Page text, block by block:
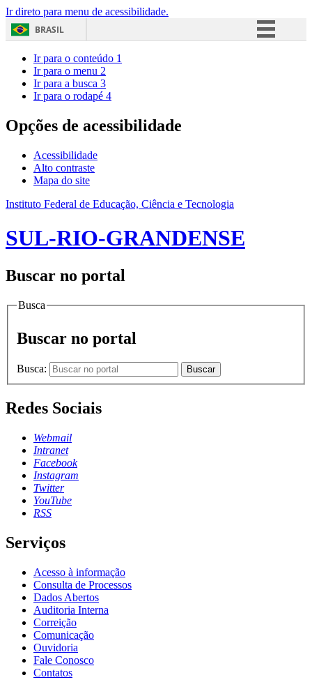
Ir direto para menu de acessibilidade.
BRASIL
Acesso à informação
Ir para o conteúdo 1
Ir para o menu 2
Ir para a busca 3
Ir para o rodapé 4
Opções de acessibilidade
Acessibilidade
Alto contraste
Mapa do site
Instituto Federal de Educação, Ciência e Tecnologia
SUL-RIO-GRANDENSE
Buscar no portal
Busca
Buscar no portal
Busca: Buscar
Redes Sociais
Webmail
Intranet
Facebook
Instagram
Twitter
YouTube
RSS
Serviços
Acesso à informação
Consulta de Processos
Dados Abertos
Auditoria Interna
Correição
Comunicação
Ouvidoria
Fale Conosco
Contatos